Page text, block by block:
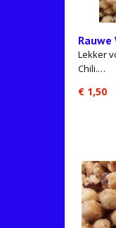
Lekker
Chili.…
€ 1,50